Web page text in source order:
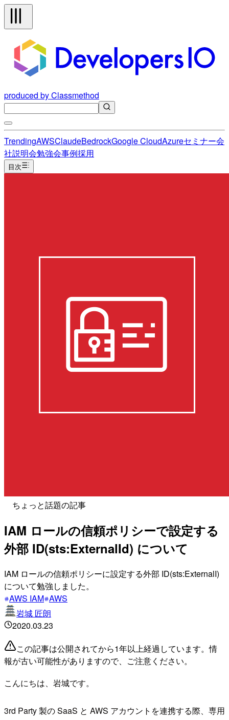
produced by Classmethod
TrendingAWSClaudeBedrockGoogle CloudAzureセミナー会
社説明会勉強会事例採用
目次
ちょっと話題の記事
IAM ロールの信頼ポリシーで設定する
外部 ID(sts:ExternalId) について
IAM ロールの信頼ポリシーに設定する外部 ID(sts:ExternalI)
について勉強しました。
AWS IAM AWS
岩城 匠朗
2020.03.23
この記事は公開されてから1年以上経過しています。情
報が古い可能性がありますので、ご注意ください。
こんにちは、岩城です。
3rd Party 製の SaaS と AWS アカウントを連携する際、専用